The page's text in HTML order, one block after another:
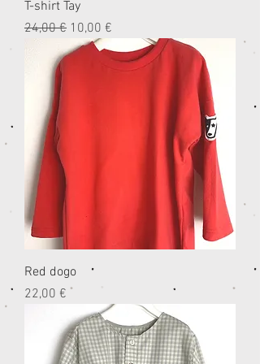
T-shirt Tay
Prezzo regolare
24,00 € Prezzo scontato
10,00 €
Red dogo
Prezzo
22,00 €